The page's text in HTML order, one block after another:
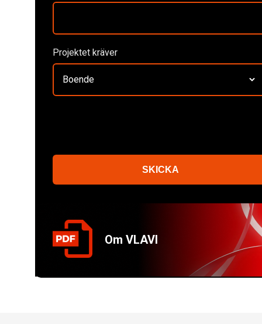
Projektet kräver
Boende
SKICKA
Om VLAVI